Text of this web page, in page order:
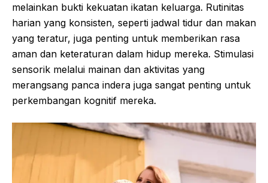
melainkan bukti kekuatan ikatan keluarga. Rutinitas
harian yang konsisten, seperti jadwal tidur dan makan
yang teratur, juga penting untuk memberikan rasa
aman dan keteraturan dalam hidup mereka. Stimulasi
sensorik melalui mainan dan aktivitas yang
merangsang panca indera juga sangat penting untuk
perkembangan kognitif mereka.